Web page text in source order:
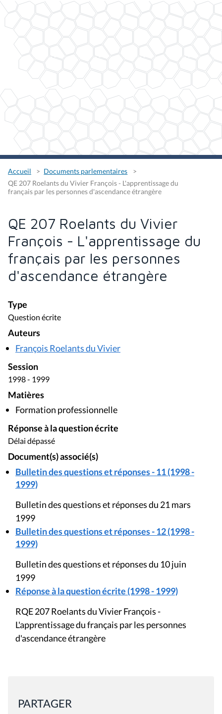
Accueil
Documents parlementaires
QE 207 Roelants du Vivier François - L'apprentissage du
français par les personnes d'ascendance étrangère
QE 207 Roelants du Vivier
François - L'apprentissage du
français par les personnes
d'ascendance étrangère
Type
Question écrite
Auteurs
Session
1998 - 1999
Matières
Formation professionnelle
Délai dépassé
Document(s) associé(s)
Bulletin des questions et réponses - 11 (1998 -
1999)
Bulletin des questions et réponses du 21 mars
1999
Bulletin des questions et réponses - 12 (1998 -
1999)
Bulletin des questions et réponses du 10 juin
1999
Réponse à la question écrite (1998 - 1999)
RQE 207 Roelants du Vivier François -
L'apprentissage du français par les personnes
d'ascendance étrangère
PARTAGER
Mis à jour le 11 avril 2017